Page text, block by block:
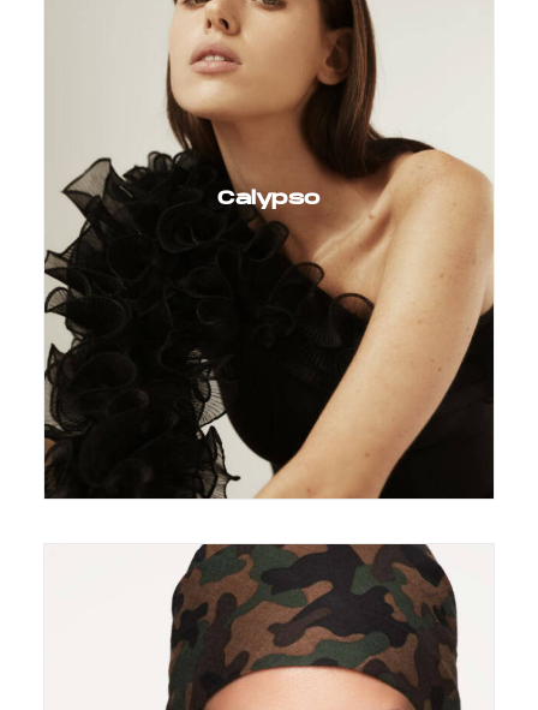
Calypso